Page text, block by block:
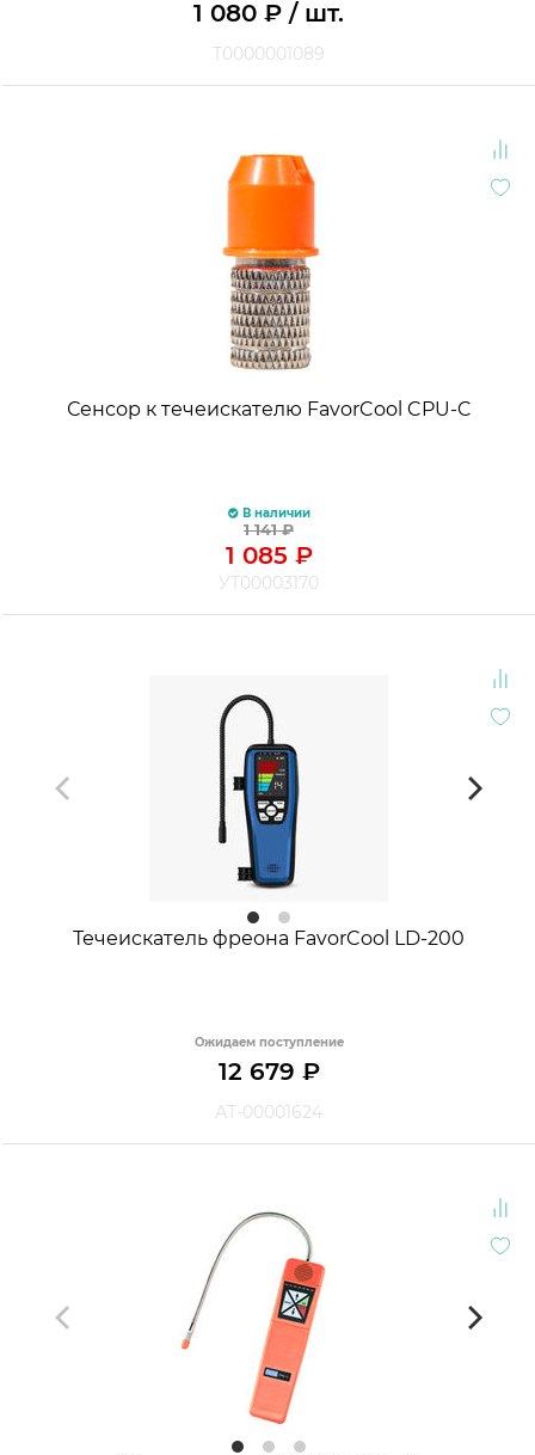
1 080 ₽ / шт.
Т0000001089
Сенсор к течеискателю FavorCool CPU-C
В наличии
1 141₽
1 085 ₽
УТ00003170
Течеискатель фреона FavorCool LD-200
Ожидаем поступление
12 679 ₽
АТ-00001624